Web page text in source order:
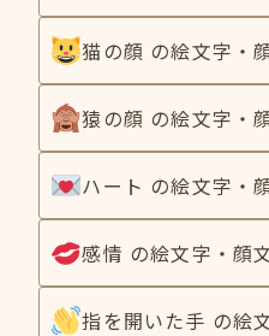
猫の顔 の絵文字・
猿の顔 の絵文字・
ハート の絵文字・
感情 の絵文字・顔
指を開いた手 の絵